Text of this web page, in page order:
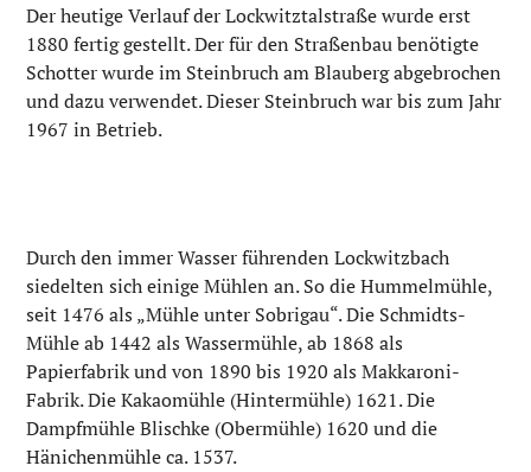
Der heutige Verlauf der Lockwitztalstraße wurde erst
1880 fertig gestellt. Der für den Straßenbau benötigte
Schotter wurde im Steinbruch am Blauberg abgebrochen
und dazu verwendet. Dieser Steinbruch war bis zum Jahr
1967 in Betrieb.
Durch den immer Wasser führenden Lockwitzbach
siedelten sich einige Mühlen an. So die Hummelmühle,
seit 1476 als „Mühle unter Sobrigau“. Die Schmidts-
Mühle ab 1442 als Wassermühle, ab 1868 als
Papierfabrik und von 1890 bis 1920 als Makkaroni-
Fabrik. Die Kakaomühle (Hintermühle) 1621. Die
Dampfmühle Blischke (Obermühle) 1620 und die
Hänichenmühle ca. 1537.